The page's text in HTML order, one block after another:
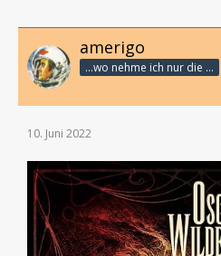
amerigo
...wo nehme ich nur die Zeit her, so vieles nicht zu hören?
10. Juni 2022